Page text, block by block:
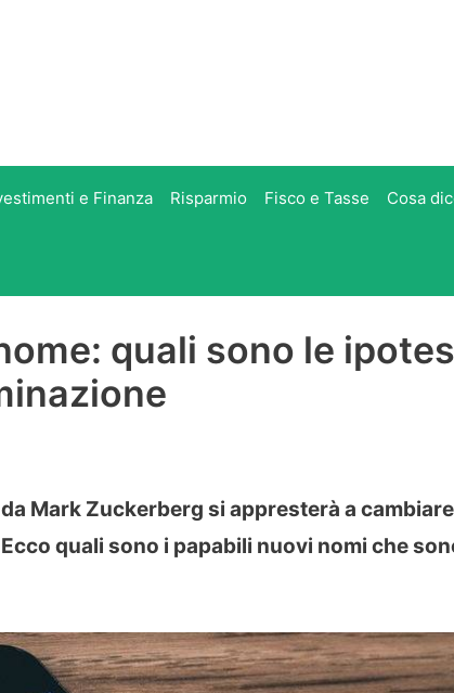
e Finanza Risparmio Fisco e Tasse Cosa
quali sono le
Mark Zuckerberg si appresterà a cambiare
quali sono i papabili nuovi nomi che